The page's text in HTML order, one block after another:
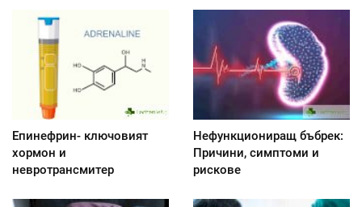
Епинефрин- ключовият
хормон и
невротрансмитер
Нефункциониращ бъбрек:
Причини, симптоми и
рискове